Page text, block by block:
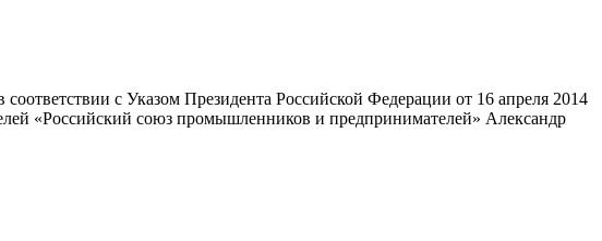
с Указом Президента Российской Федерации от 16 апреля 2014
«Российский союз промышленников и предпринимателей» Александр